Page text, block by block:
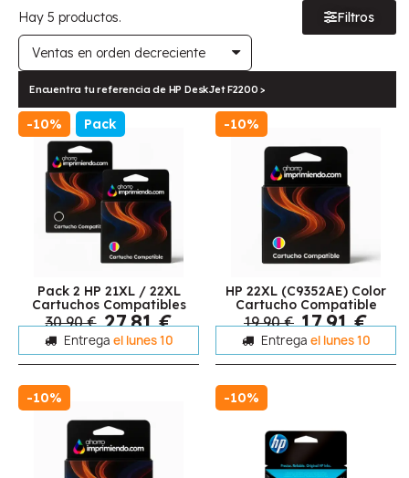
Hay 5 productos. Filtros
Encuentra tu referencia de HP DeskJet F2200 >
-10% Pack
Pack 2 HP 21XL / 22XL
Cartuchos Compatibles
30,90 € 27,81 €
Entrega el lunes 10
-10%
HP 22XL (C9352AE) Color
Cartucho Compatible
19,90 € 17,91 €
Entrega el lunes 10
-10% -10%